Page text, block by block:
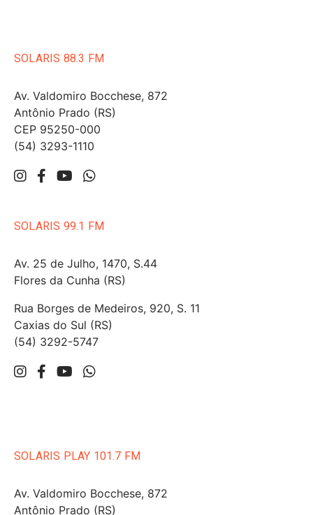
SOLARIS 88.3 FM
Av. Valdomiro Bocchese, 872
Antônio Prado (RS)
CEP 95250-000
(54) 3293-1110
SOLARIS 99.1 FM
Av. 25 de Julho, 1470, S.44
Flores da Cunha (RS)
Rua Borges de Medeiros, 920, S. 11
Caxias do Sul (RS)
(54) 3292-5747
SOLARIS PLAY 101.7 FM
Av. Valdomiro Bocchese, 872
Antônio Prado (RS)